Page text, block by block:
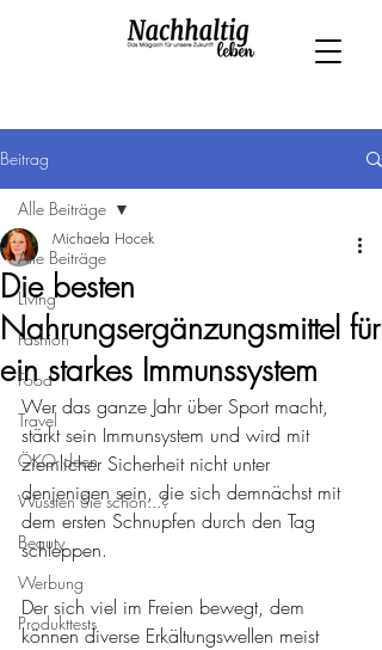
Beitrag
Alle Beiträge
Living
Fashion
Food
Travel
ÖKO-Ideen
Wussten Sie schon...?
Beauty
Werbung
Produkttests
Alle Beiträge
Die besten
Nahrungsergänzungsmittel für
ein starkes Immunssystem
Michaela Hocek
Wer das ganze Jahr über Sport macht,
stärkt sein Immunsystem und wird mit
ziemlicher Sicherheit nicht unter
denjenigen sein, die sich demnächst mit
dem ersten Schnupfen durch den Tag
schleppen.
Der sich viel im Freien bewegt, dem
können ­diverse Erkältungswellen meist